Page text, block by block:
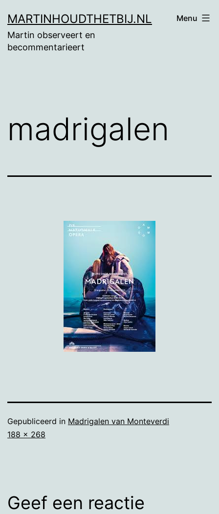
naar
de
MARTINHOUDTHETBIJ.NL
Martin observeert en
becommentarieert
Menu
madrigalen
Gepubliceerd in Madrigalen van Monteverdi
Volledige
188 × 268
Geef een reactie